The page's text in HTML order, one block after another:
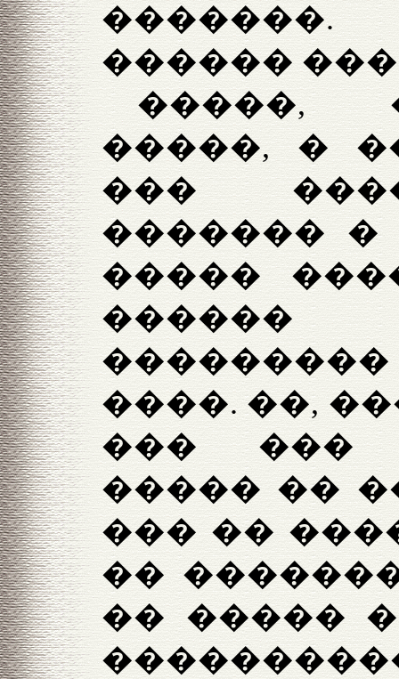
������
�����,
�����, �
���
������� �
�����
������
����. ��,
��� ���
����� ��
��� ��
��
�� �����